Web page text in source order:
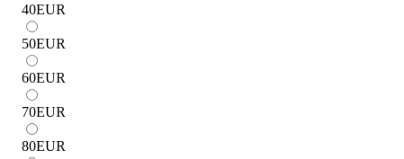
40EUR
50EUR
60EUR
70EUR
80EUR